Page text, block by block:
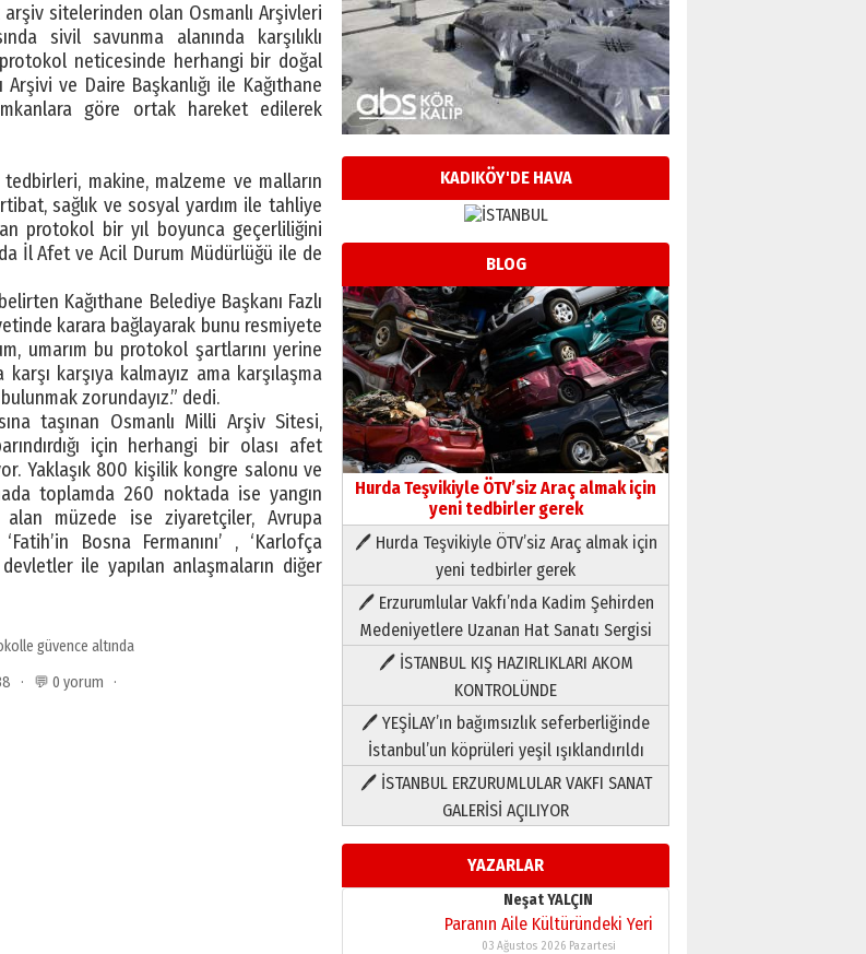
arşiv sitelerinden olan Osmanlı Arşivleri
sivil savunma alanında karşılıklı
neticesinde herhangi bir doğal
ve Daire Başkanlığı ile Kağıthane
göre ortak hareket edilerek
tedbirleri, makine, malzeme ve malların
sağlık ve sosyal yardım ile tahliye
protokol bir yıl boyunca geçerliliğini
İl Afet ve Acil Durum Müdürlüğü ile de
Kağıthane Belediye Başkanı Fazlı
karara bağlayarak bunu resmiyete
umarım bu protokol şartlarını yerine
karşıya kalmayız ama karşılaşma
zorundayız.” dedi.
taşınan Osmanlı Milli Arşiv Sitesi,
için herhangi bir olası afet
Yaklaşık 800 kişilik kongre salonu ve
toplamda 260 noktada ise yangın
müzede ise ziyaretçiler, Avrupa
Bosna Fermanını’ , ‘Karlofça
devletler ile yapılan anlaşmaların diğer
güvence altında
· 💬 0 yorum ·
KADIKÖY'DE HAVA
BLOG
Hurda Teşvikiyle ÖTV’siz Araç almak için
yeni tedbirler gerek
🖊 Hurda Teşvikiyle ÖTV’siz Araç almak için
yeni tedbirler gerek
🖊 Erzurumlular Vakfı’nda Kadim Şehirden
Medeniyetlere Uzanan Hat Sanatı Sergisi
🖊 İSTANBUL KIŞ HAZIRLIKLARI AKOM
KONTROLÜNDE
🖊 YEŞİLAY’ın bağımsızlık seferberliğinde
İstanbul’un köprüleri yeşil ışıklandırıldı
🖊 İSTANBUL ERZURUMLULAR VAKFI SANAT
GALERİSİ AÇILIYOR
YAZARLAR
Neşat YALÇIN
Paranın Aile Kültüründeki Yeri
03 Ağustos 2026 Pazartesi
Yıldırım Gündoğdu
HAVVA’NIN ÜÇ KIZI
09 Temmuz 2026 Perşembe
Yusuf POLAT
Şampiyonluk Sebahattin
Şirin’e yazar
11 Mayıs 2026 Pazartesi
Neşat YALÇIN
Paranın Aile Kültüründeki Yeri
03 Ağustos 2026 Pazartesi